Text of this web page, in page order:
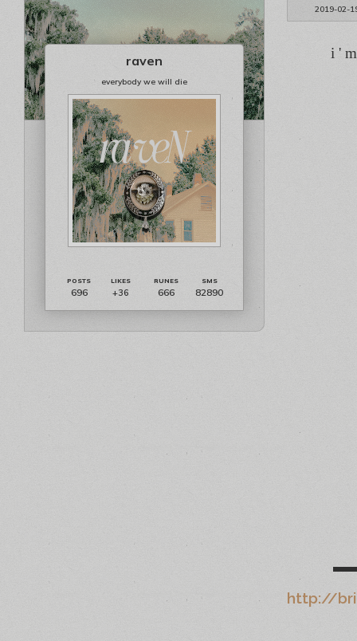
2019-02-
raven
everybody we will die
696 +36 666 82890
i '
http://